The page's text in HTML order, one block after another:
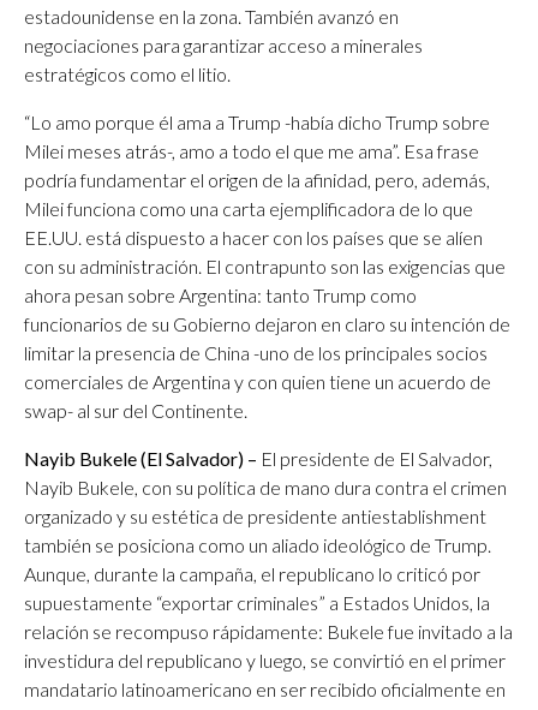
estadounidense en la zona. También avanzó en
negociaciones para garantizar acceso a minerales
estratégicos como el litio.
“Lo amo porque él ama a Trump -había dicho Trump sobre
Milei meses atrás-, amo a todo el que me ama”. Esa frase
podría fundamentar el origen de la afinidad, pero, además,
Milei funciona como una carta ejemplificadora de lo que
EE.UU. está dispuesto a hacer con los países que se alíen
con su administración. El contrapunto son las exigencias que
ahora pesan sobre Argentina: tanto Trump como
funcionarios de su Gobierno dejaron en claro su intención de
limitar la presencia de China -uno de los principales socios
comerciales de Argentina y con quien tiene un acuerdo de
swap- al sur del Continente.
Nayib Bukele (El Salvador) – El presidente de El Salvador,
Nayib Bukele, con su política de mano dura contra el crimen
organizado y su estética de presidente antiestablishment
también se posiciona como un aliado ideológico de Trump.
Aunque, durante la campaña, el republicano lo criticó por
supuestamente “exportar criminales” a Estados Unidos, la
relación se recompuso rápidamente: Bukele fue invitado a la
investidura del republicano y luego, se convirtió en el primer
mandatario latinoamericano en ser recibido oficialmente en